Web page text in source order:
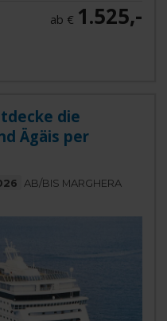
ab € 1.525,-
die
Ägäis per
AB/BIS MARGHERA